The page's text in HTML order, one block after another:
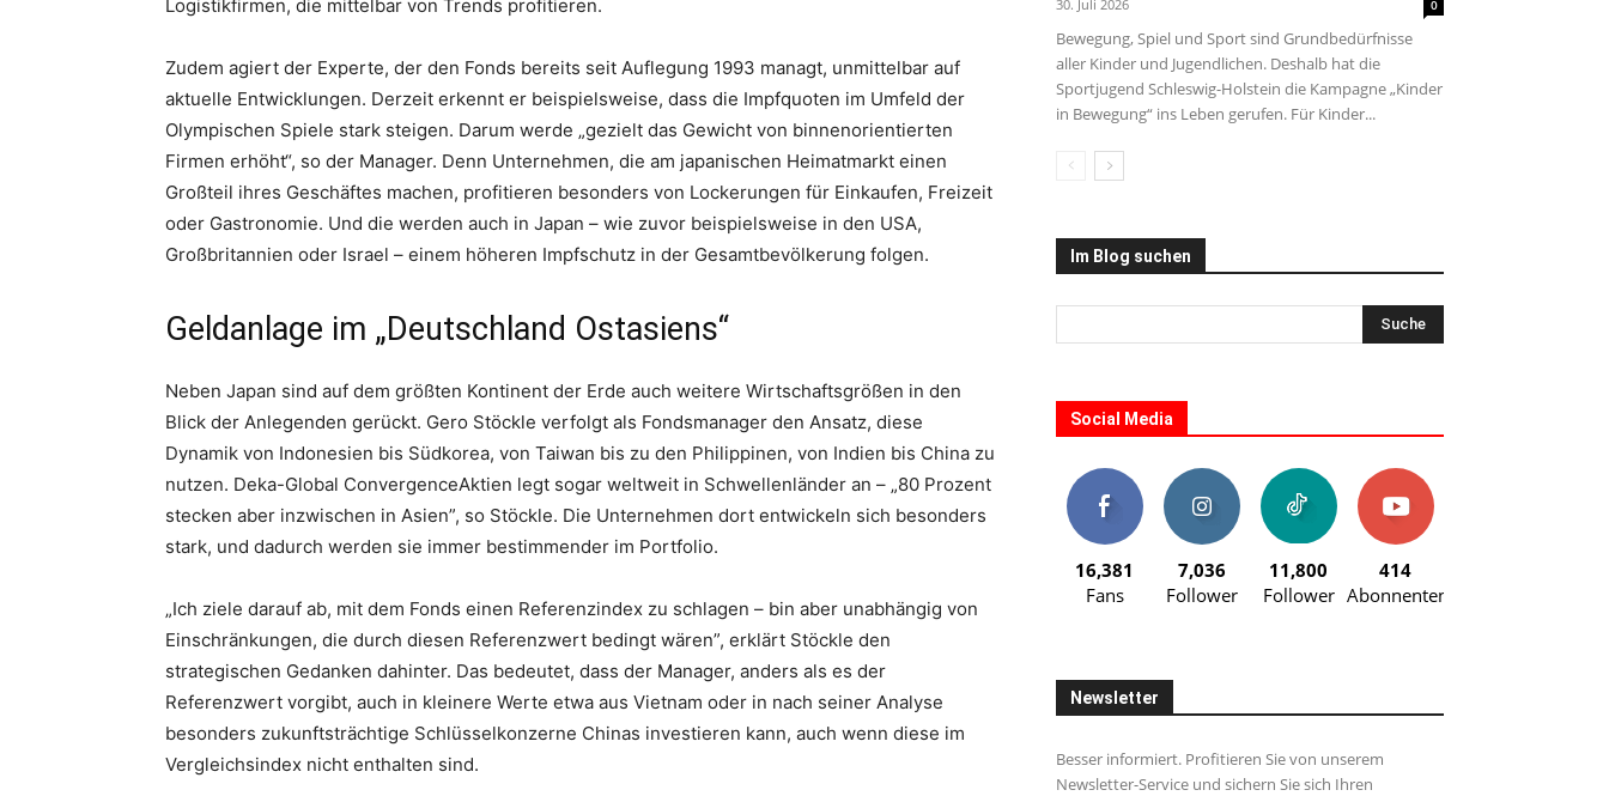
Logistikfirmen, die mittelbar von Trends profitieren.
Zudem agiert der Experte, der den Fonds bereits seit Auflegung 1993 managt, unmittelbar auf
aktuelle Entwicklungen. Derzeit erkennt er beispielsweise, dass die Impfquoten im Umfeld der
Olympischen Spiele stark steigen. Darum werde „gezielt das Gewicht von binnenorientierten
Firmen erhöht“, so der Manager. Denn Unternehmen, die am japanischen Heimatmarkt einen
Großteil ihres Geschäftes machen, profitieren besonders von Lockerungen für Einkaufen, Freizeit
oder Gastronomie. Und die werden auch in Japan – wie zuvor beispielsweise in den USA,
Großbritannien oder Israel – einem höheren Impfschutz in der Gesamtbevölkerung folgen.
Geldanlage im „Deutschland Ostasiens“
Neben Japan sind auf dem größten Kontinent der Erde auch weitere Wirtschaftsgrößen in den
Blick der Anlegenden gerückt. Gero Stöckle verfolgt als Fondsmanager den Ansatz, diese
Dynamik von Indonesien bis Südkorea, von Taiwan bis zu den Philippinen, von Indien bis China zu
nutzen. Deka-Global ConvergenceAktien legt sogar weltweit in Schwellenländer an – „80 Prozent
stecken aber inzwischen in Asien”, so Stöckle. Die Unternehmen dort entwickeln sich besonders
stark, und dadurch werden sie immer bestimmender im Portfolio.
„Ich ziele darauf ab, mit dem Fonds einen Referenzindex zu schlagen – bin aber unabhängig von
Einschränkungen, die durch diesen Referenzwert bedingt wären”, erklärt Stöckle den
strategischen Gedanken dahinter. Das bedeutet, dass der Manager, anders als es der
Referenzwert vorgibt, auch in kleinere ­Werte etwa aus Vietnam oder in nach seiner Analyse
besonders zukunfts­trächtige Schlüsselkonzerne Chinas investieren kann, auch wenn diese im
Vergleichsindex nicht enthalten sind.
30. Juli 2026 0
Bewegung, Spiel und Sport sind Grundbedürfnisse
aller Kinder und Jugendlichen. Deshalb hat die
Sportjugend Schleswig-Holstein die Kampagne „Kinder
in Bewegung“ ins Leben gerufen. Für Kinder...
Im Blog suchen
Social Media
16,381
Fans
7,036
Follower
11,800
Follower
414
Abonnenten
Newsletter
Besser informiert. Profitieren Sie von unserem
Newsletter-Service und sichern Sie sich Ihren